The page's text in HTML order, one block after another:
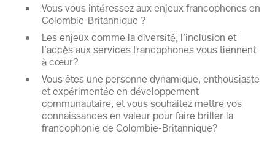
Vous vous intéressez aux enjeux francophones en
Colombie-Britannique ?
Les enjeux comme la diversité, l’inclusion et
l’accès aux services francophones vous tiennent
à cœur?
Vous êtes une personne dynamique, enthousiaste
et expérimentée en développement
communautaire, et vous souhaitez mettre vos
connaissances en valeur pour faire briller la
francophonie de Colombie-Britannique?